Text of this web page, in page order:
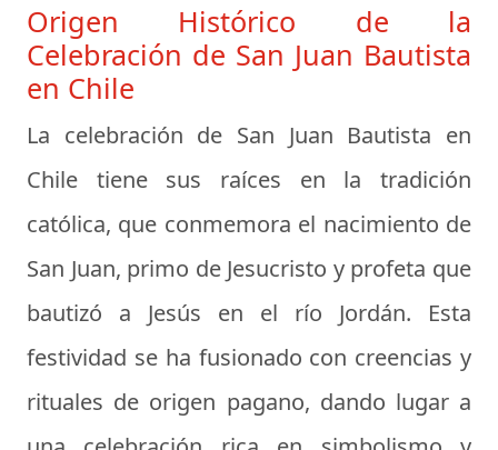
Origen Histórico de la
Celebración de San Juan Bautista
en Chile
La celebración de San Juan Bautista en
Chile tiene sus raíces en la tradición
católica, que conmemora el nacimiento de
San Juan, primo de Jesucristo y profeta que
bautizó a Jesús en el río Jordán. Esta
festividad se ha fusionado con creencias y
rituales de origen pagano, dando lugar a